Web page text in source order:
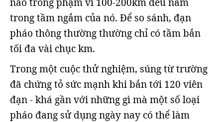
trong tầm ngắm của nó. Để so sánh, đạn
pháo thông thường thường chỉ có tầm bắn
tối đa vài chục km.
Trong một cuộc thử nghiệm, súng từ trường
đã chứng tỏ sức mạnh khi bắn tới 120 viên
đạn - khá gần với những gì mà một số loại
pháo đang sử dụng ngày nay có thể làm